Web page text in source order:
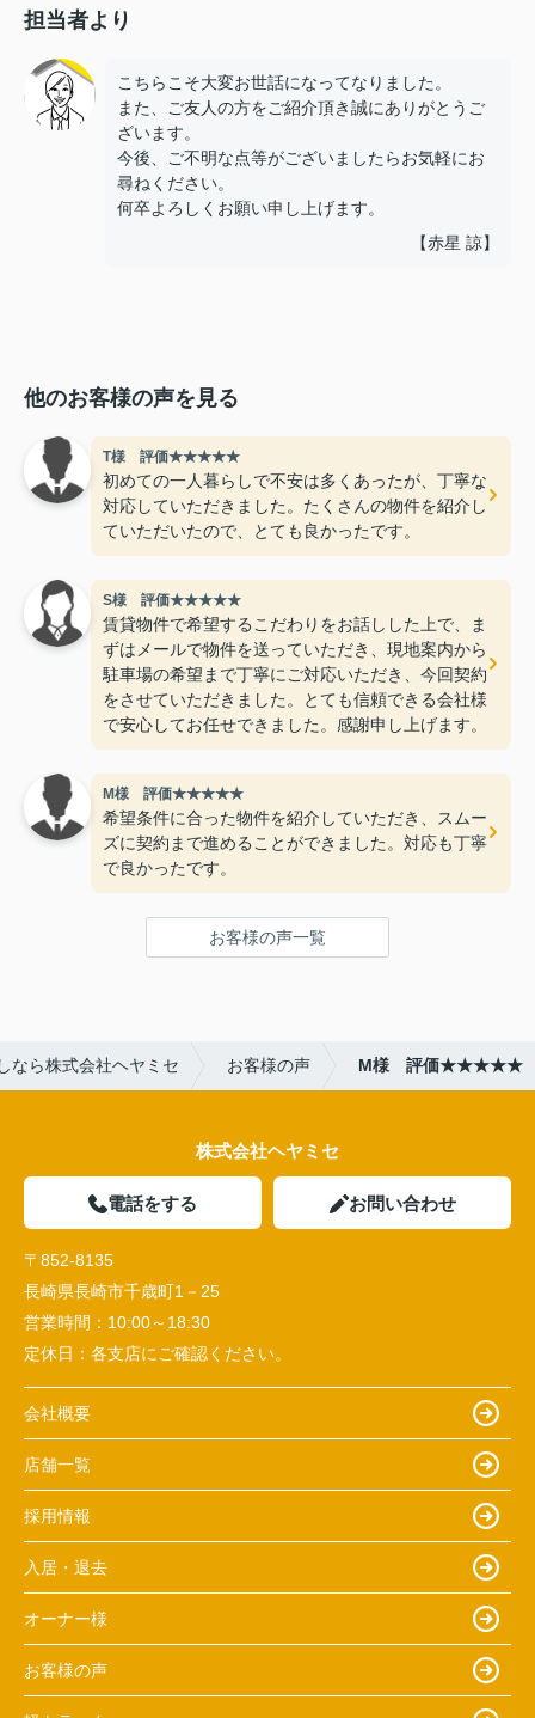
担当者より
こちらこそ大変お世話になってなりました。
また、ご友人の方をご紹介頂き誠にありがとうご
ざいます。
今後、ご不明な点等がございましたらお気軽にお
尋ねください。
何卒よろしくお願い申し上げます。
【赤星 諒】
他のお客様の声を見る
T様 評価★★★★★
初めての一人暮らしで不安は多くあったが、丁寧な
対応していただきました。たくさんの物件を紹介し
ていただいたので、とても良かったです。
S様 評価★★★★★
賃貸物件で希望するこだわりをお話しした上で、ま
ずはメールで物件を送っていただき、現地案内から
駐車場の希望まで丁寧にご対応いただき、今回契約
をさせていただきました。とても信頼できる会社様
で安心してお任せできました。感謝申し上げます。
M様 評価★★★★★
希望条件に合った物件を紹介していただき、スムー
ズに契約まで進めることができました。対応も丁寧
で良かったです。
お客様の声一覧
なら株式会社ヘヤミセ お客様の声 M様 評価★★★★★
株式会社ヘヤミセ
電話をする お問い合わせ
〒852-8135
長崎県長崎市千歳町1－25
営業時間： 10:00～18:30
定休日： 各支店にご確認ください。
会社概要
店舗一覧
採用情報
入居・退去
オーナー様
お客様の声